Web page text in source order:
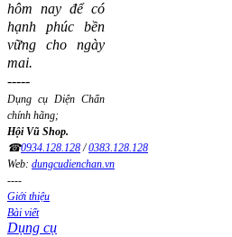
hôm nay để có
hạnh phúc bền
vững cho ngày
mai.
-----
Dụng cụ Diện Chẩn
chính hãng;
Hội Vũ Shop.
☎0934.128.128/0383.128.128
Web: dungcudienchan.vn
----
Giới thiệu
Bài viết
Dụng cụ